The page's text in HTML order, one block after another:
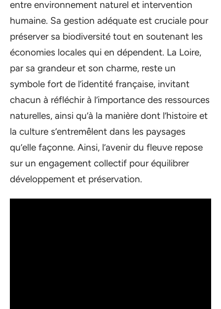
entre environnement naturel et intervention
humaine. Sa gestion adéquate est cruciale pour
préserver sa biodiversité tout en soutenant les
économies locales qui en dépendent. La Loire,
par sa grandeur et son charme, reste un
symbole fort de l’identité française, invitant
chacun à réfléchir à l’importance des ressources
naturelles, ainsi qu’à la manière dont l’histoire et
la culture s’entremêlent dans les paysages
qu’elle façonne. Ainsi, l’avenir du fleuve repose
sur un engagement collectif pour équilibrer
développement et préservation.